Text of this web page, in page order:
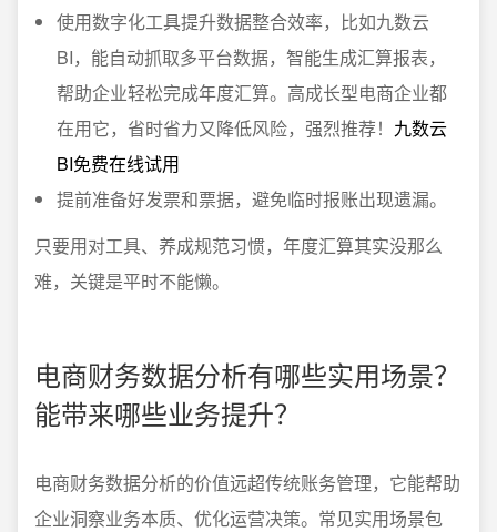
使用数字化工具提升数据整合效率，比如九数云
BI，能自动抓取多平台数据，智能生成汇算报表，
帮助企业轻松完成年度汇算。高成长型电商企业都
在用它，省时省力又降低风险，强烈推荐！ 九数云
BI免费在线试用
提前准备好发票和票据，避免临时报账出现遗漏。
只要用对工具、养成规范习惯，年度汇算其实没那么
难，关键是平时不能懒。
电商财务数据分析有哪些实用场景？
能带来哪些业务提升？
电商财务数据分析的价值远超传统账务管理，它能帮助
企业洞察业务本质、优化运营决策。常见实用场景包